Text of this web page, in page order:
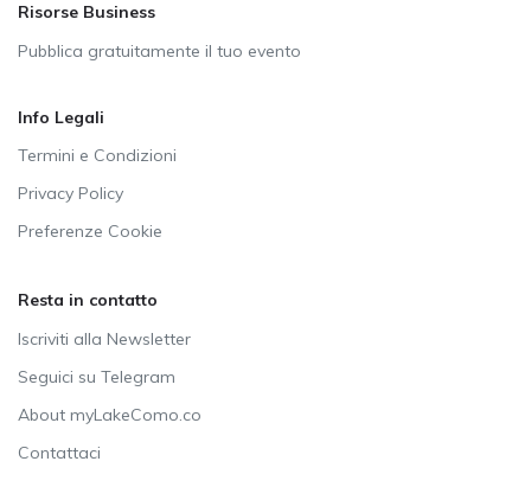
Risorse Business
Pubblica gratuitamente il tuo evento
Info Legali
Termini e Condizioni
Privacy Policy
Preferenze Cookie
Resta in contatto
Iscriviti alla Newsletter
Seguici su Telegram
About myLakeComo.co
Contattaci